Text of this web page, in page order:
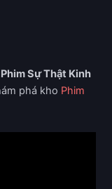
Phim Sự Thật Kinh
phá kho Phim